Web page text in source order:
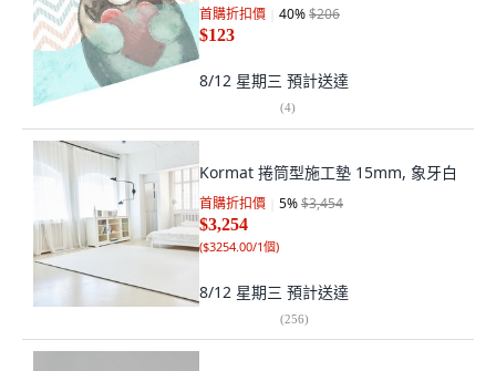
首購折扣價 40%$206
$123
8/12 星期三 預計送達
(4)
Kormat 捲筒型施工墊 15mm, 象牙白
首購折扣價 5%$3,454
$3,254
($3254.00/1個)
8/12 星期三 預計送達
(256)